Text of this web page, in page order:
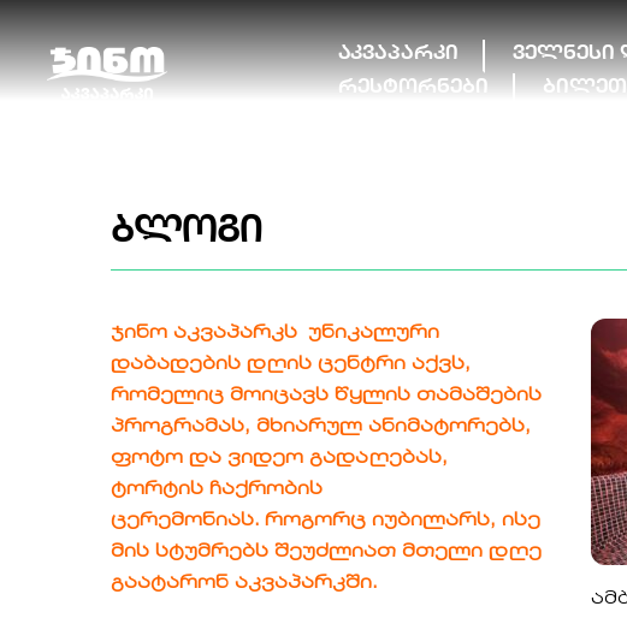
Skip
to
content
აკვაპარკი ველნესი
რესტორნები
ბლოგი
ჯინო აკვაპარკს უნიკალური
დაბადების დღის ცენტრი აქვს,
რომელიც მოიცავს წყლის თამაშების
პროგრამას, მხიარულ ანიმატორებს,
ფოტო და ვიდეო გადაღებას,
ტორტის ჩაქრობის
ცერემონიას. როგორც იუბილარს, ისე
მის სტუმრებს შეუძლიათ მთელი დღე
გაატარონ აკვაპარკში.